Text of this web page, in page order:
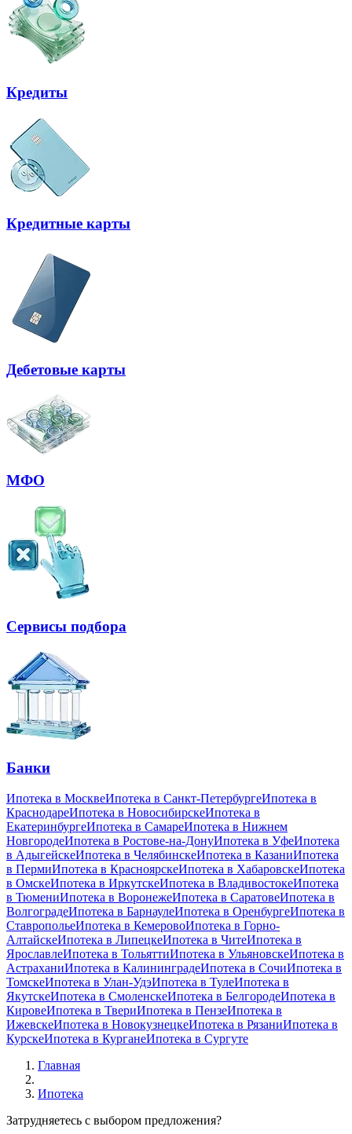
Кредиты
Кредитные карты
Дебетовые карты
МФО
Сервисы подбора
Банки
Ипотека в МосквеИпотека в Санкт-ПетербургеИпотека в
КраснодареИпотека в НовосибирскеИпотека в
ЕкатеринбургеИпотека в СамареИпотека в Нижнем
НовгородеИпотека в Ростове-на-ДонуИпотека в УфеИпотека
в АдыгейскеИпотека в ЧелябинскеИпотека в КазаниИпотека
в ПермиИпотека в КрасноярскеИпотека в ХабаровскеИпотека
в ОмскеИпотека в ИркутскеИпотека в ВладивостокеИпотека
в ТюмениИпотека в ВоронежеИпотека в СаратовеИпотека в
ВолгоградеИпотека в БарнаулеИпотека в ОренбургеИпотека в
СтавропольеИпотека в КемеровоИпотека в Горно-
АлтайскеИпотека в ЛипецкеИпотека в ЧитеИпотека в
ЯрославлеИпотека в ТольяттиИпотека в УльяновскеИпотека в
АстраханиИпотека в КалининградеИпотека в СочиИпотека в
ТомскеИпотека в Улан-УдэИпотека в ТулеИпотека в
ЯкутскеИпотека в СмоленскеИпотека в БелгородеИпотека в
КировеИпотека в ТвериИпотека в ПензеИпотека в
ИжевскеИпотека в НовокузнецкеИпотека в РязаниИпотека в
КурскеИпотека в КурганеИпотека в Сургуте
Главная
Ипотека
Затрудняетесь с выбором предложения?